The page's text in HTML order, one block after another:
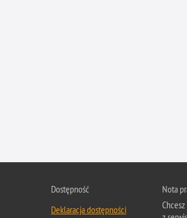
Dostępność
Deklaracja dostępności
Nota